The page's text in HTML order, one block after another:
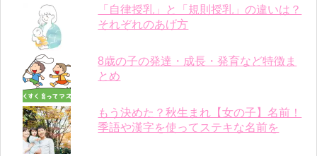
「自律授乳」と「規則授乳」の違いは？
それぞれのあげ方
8歳の子の発達・成長・発育など特徴ま
とめ
もう決めた？秋生まれ【女の子】名前！
季語や漢字を使ってステキな名前を